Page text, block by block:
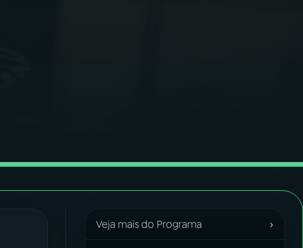
Veja mais do Programa ›